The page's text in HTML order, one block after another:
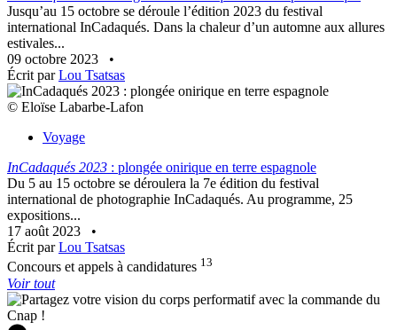
Jusqu’au 15 octobre se déroule l’édition 2023 du festival
international InCadaqués. Dans la chaleur d’un automne aux allures
estivales...
09 octobre 2023
•
Écrit parLou Tsatsas
© Eloïse Labarbe-Lafon
Voyage
InCadaqués 2023 : plongée onirique en terre espagnole
Du 5 au 15 octobre se déroulera la 7e édition du festival
international de photographie InCadaqués. Au programme, 25
expositions...
17 août 2023
•
Écrit parLou Tsatsas
Concours et appels à candidatures 13
Voir tout